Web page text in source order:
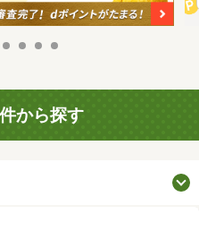
から探す